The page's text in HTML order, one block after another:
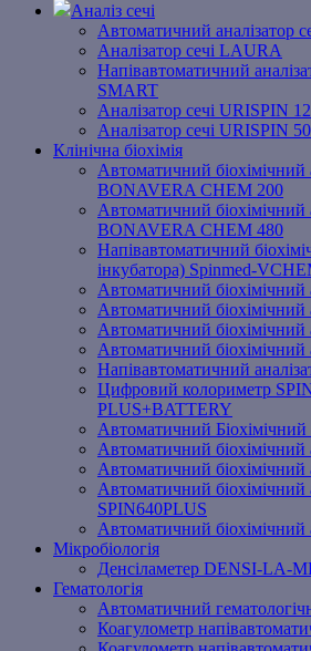
Аналіз сечі
Автоматичний аналізатор
Аналізатор сечі LAURA
Напівавтоматичний
SMART
Аналізатор сечі URISPIN
Аналізатор сечі URISPIN
Клінічна біохімія
Автоматичний біохімічний
BONAVERA CHEM 200
Автоматичний біохімічний
BONAVERA CHEM 480
Напівавтоматичний
інкубатора) Spinmed-
Автоматичний біохімічний
Автоматичний біохімічний
Автоматичний біохімічний
Автоматичний біохімічний
Напівавтоматичний
Цифровий колориметр
PLUS+BATTERY
Автоматичний Біохімічний
Автоматичний біохімічний
Автоматичний біохімічний
Автоматичний біохімічний
SPIN640PLUS
Автоматичний біохімічний
Мікробіологія
Денсіламетер DENSI-LA-
Гематологія
Автоматичний
Коагулометр